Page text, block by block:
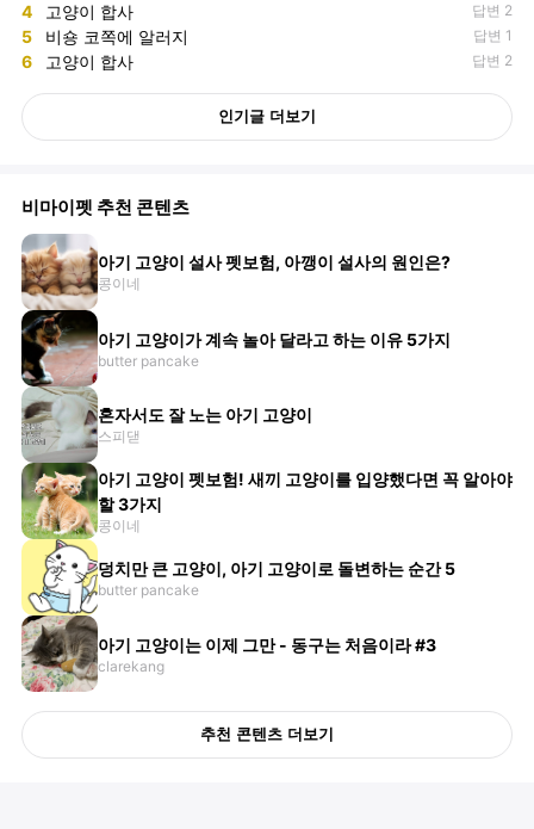
4 고양이 합사 답변 2
5 비숑 코쪽에 알러지 답변 1
6 고양이 합사 답변 2
인기글 더보기
비마이펫 추천 콘텐츠
아기 고양이 설사 펫보험, 아깽이 설사의 원인은?
콩이네
아기 고양이가 계속 놀아 달라고 하는 이유 5가지
butter pancake
혼자서도 잘 노는 아기 고양이
스피댇
아기 고양이 펫보험! 새끼 고양이를 입양했다면 꼭 알아야
할 3가지
콩이네
덩치만 큰 고양이, 아기 고양이로 돌변하는 순간 5
butter pancake
아기 고양이는 이제 그만 - 동구는 처음이라 #3
clarekang
추천 콘텐츠 더보기